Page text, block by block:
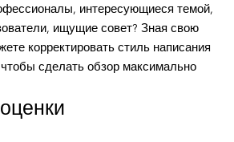
интересующиеся темой,
ищущие совет? Зная свою
корректировать стиль написания
сделать обзор максимально